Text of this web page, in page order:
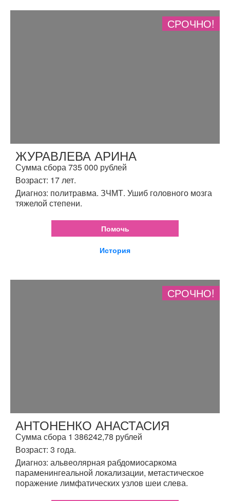
СРОЧНО!
ЖУРАВЛЕВА АРИНА
Сумма сбора 735 000 рублей
Возраст: 17 лет.
Диагноз: политравма. ЗЧМТ. Ушиб головного мозга
тяжелой степени.
Помочь
История
СРОЧНО!
АНТОНЕНКО АНАСТАСИЯ
Сумма сбора 1 386242,78 рублей
Возраст: 3 года.
Диагноз: альвеолярная рабдомиосаркома
параменингеальной локализации, метастическое
поражение лимфатических узлов шеи слева.